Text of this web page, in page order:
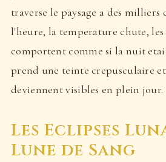
traverse le paysage a des milliers
l'heure, la temperature chute, les
comportent comme si la nuit
prend une teinte crepusculaire
deviennent visibles en plein jour.
Les Eclipses
Lune de Sang